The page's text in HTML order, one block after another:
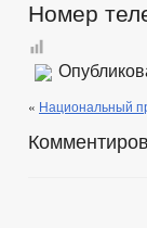
Номер
« Национальный